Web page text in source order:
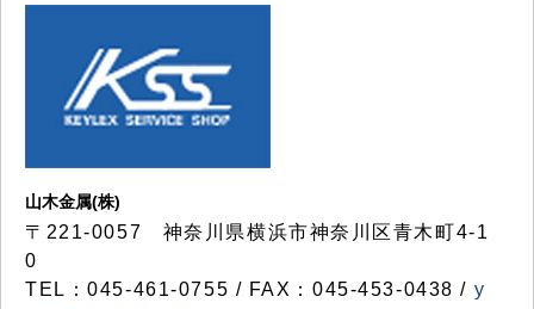
山木金属(株)
〒221-0057 神奈川県横浜市神奈川区青木町4-1
0
TEL：045-461-0755 / FAX：045-453-0438 / y